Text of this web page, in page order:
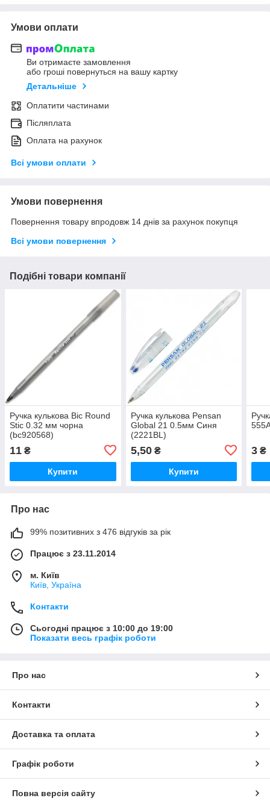
Умови оплати
Ви отримаєте замовлення
або гроші повернуться на вашу картку
Детальніше
Оплатити частинами
Післяплата
Оплата на рахунок
Всі умови оплати
Умови повернення
Повернення товару впродовж 14 днів за рахунок покупця
Всі умови повернення
Подібні товари компанії
Ручка кулькова Bic Round
Stic 0.32 мм чорна
(bc920568)
11 ₴
Купити
Ручка кулькова Pensan
Global 21 0.5мм Синя
(2221BL)
5,50₴
Купити
3 ₴
Про нас
99% позитивних з 476 відгуків за рік
Працює з 23.11.2014
м. Київ
Київ, Україна
Контакти
Сьогодні працює з 10:00 до 19:00
Показати весь графік роботи
Про нас
Контакти
Доставка та оплата
Графік роботи
Повна версія сайту